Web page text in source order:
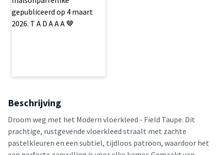
Beschrijving
Droom weg met het Modern vloerkleed - Field Taupe. Dit
prachtige, rustgevende vloerkleed straalt met zachte
pastelkleuren en een subtiel, tijdloos patroon, waardoor het